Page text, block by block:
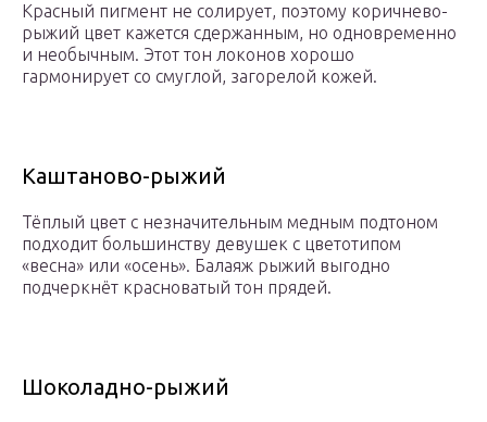
Красный пигмент не солирует, поэтому коричнево-
рыжий цвет кажется сдержанным, но одновременно
и необычным. Этот тон локонов хорошо
гармонирует со смуглой, загорелой кожей.
Каштаново-рыжий
Тёплый цвет с незначительным медным подтоном
подходит большинству девушек с цветотипом
«весна» или «осень». Балаяж рыжий выгодно
подчеркнёт красноватый тон прядей.
Шоколадно-рыжий